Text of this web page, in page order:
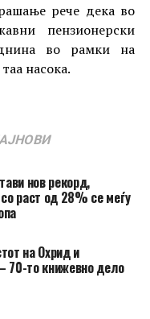
рече дека во
пензионерски
во рамки на
насока.
нов рекорд,
раст од 28% се меѓу
на Охрид и
70-то книжевно дело